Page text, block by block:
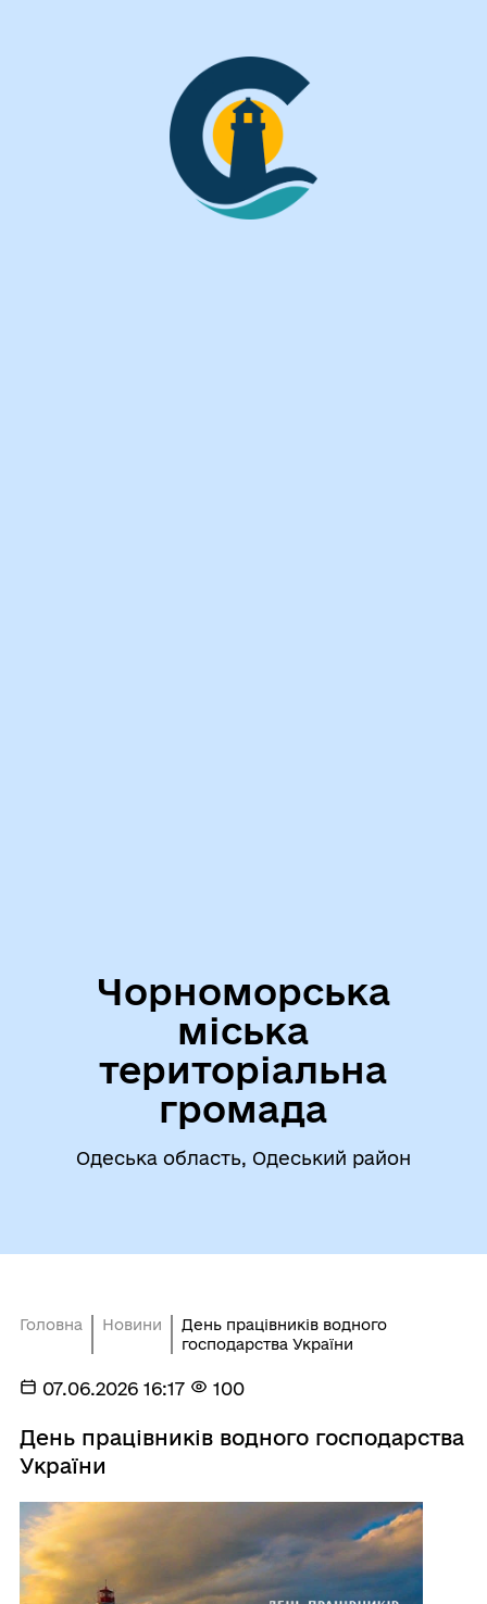
Чорноморська
міська
територіальна
громада
Одеська область, Одеський район
Головна Новини
День працівників водного
господарства України
07.06.2026 16:17 100
День працівників водного господарства
України